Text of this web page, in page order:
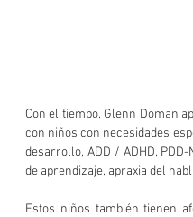
Con el tiempo, Glenn Doman
con niños con necesidades
desarrollo, ADD / ADHD,
de aprendizaje, apraxia del
Estos niños también tienen